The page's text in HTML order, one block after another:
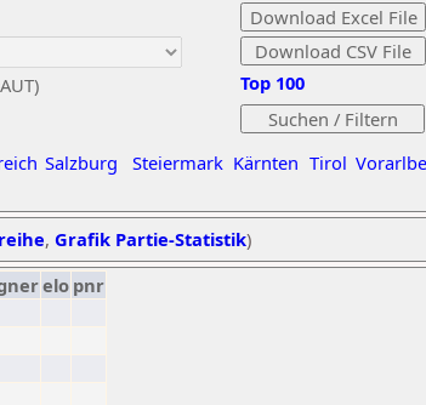
Salzburg Steiermark Kärnten Tirol
Top 100
, Grafik Partie-Statistik)
elo pnr